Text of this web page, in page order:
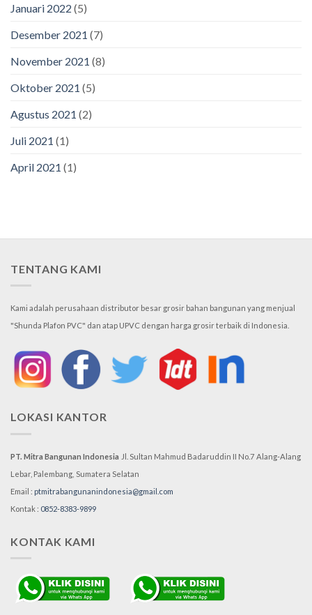
Januari 2022 (5)
Desember 2021 (7)
November 2021 (8)
Oktober 2021 (5)
Agustus 2021 (2)
Juli 2021 (1)
April 2021 (1)
TENTANG KAMI
Kami adalah perusahaan distributor besar grosir bahan bangunan yang menjual
"Shunda Plafon PVC" dan atap UPVC dengan harga grosir terbaik di Indonesia.
LOKASI KANTOR
PT. Mitra Bangunan Indonesia Jl. Sultan Mahmud Badaruddin II No.7 Alang-Alang
Lebar, Palembang, Sumatera Selatan
Email : ptmitrabangunanindonesia@gmail.com
Kontak : 0852-8383-9899
KONTAK KAMI